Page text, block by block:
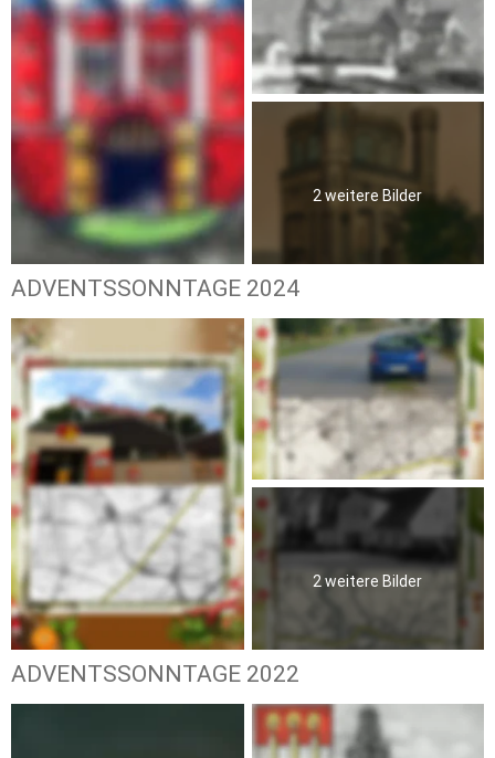
2 weitere Bilder
ADVENTSSONNTAGE 2024
2 weitere Bilder
ADVENTSSONNTAGE 2022